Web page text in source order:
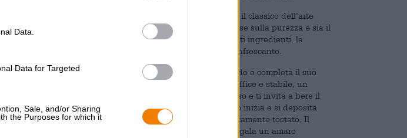
Data.
Data for Targeted
Sale, and/or Sharing
the Purposes for which it
per il luppolo e il malto d’orzo della pregiata Kellerpils: il classico dell’arte
prodotto secondo le rigorose specifiche della legge bavarese sulla purezza e sia il
provengono da coltivazioni biologiche. Oltre ai suoi eccellenti ingredienti, la
la sua forte amarezza e il suo carattere aspro, piccante e rinfrescante.
scorre nel bicchiere in un tono ambrato naturalmente torbido e completa il suo
un’impressionante schiuma di schiuma. Dallo splendore soffice e stabile, un
luppolo verde e scorze di agrumi maturate al sole sale al naso e ti invita a bere il
iniziale rivela un corpo snello. Una nota rotonda di malto inizia e si deposita
di pane appena sfornato, miele cremoso e grano delicatamente tostato. Il
piede e, oltre alle note armoniose di agrumi e fiori estivi, regala un amaro